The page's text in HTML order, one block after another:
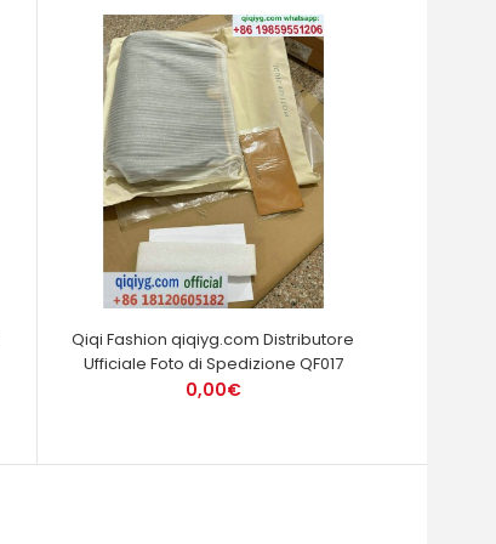
Qiqi Fashion qiqiyg.com Distributore
Ufficiale Foto di Spedizione QF017
0,00€